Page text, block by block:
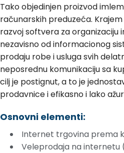
Tako objedinjen proizvod
računarskih preduzeća. Krajem
razvoj softvera za
nezavisno od informacionog
prodaju robe i usluga svih
neposrednu komunikaciju sa
cilj je postignut, a to je
prodavnice i efikasno i lako
Osnovni elementi:
Internet trgovina prema
Veleprodaja na internetu